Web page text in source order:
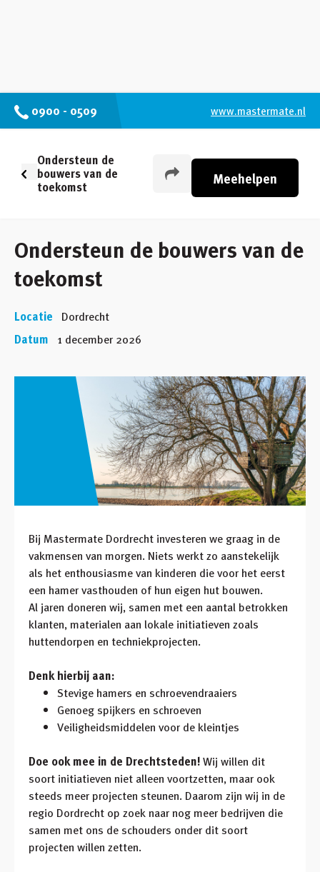
0900 - 0509 www.mastermate.nl
Ondersteun de
bouwers van de
toekomst Meehelpen
Ondersteun de bouwers van de
toekomst
Locatie Dordrecht
Datum 1 december 2026
Bij Mastermate Dordrecht investeren we graag in de
vakmensen van morgen. Niets werkt zo aanstekelijk
als het enthousiasme van kinderen die voor het eerst
een hamer vasthouden of hun eigen hut bouwen.
Al jaren doneren wij, samen met een aantal betrokken
klanten, materialen aan lokale initiatieven zoals
huttendorpen en techniekprojecten.
Denk hierbij aan:
Stevige hamers en schroevendraaiers
Genoeg spijkers en schroeven
Veiligheidsmiddelen voor de kleintjes
Doe ook mee in de Drechtsteden!Wij willen dit
soort initiatieven niet alleen voortzetten, maar ook
steeds meer projecten steunen. Daarom zijn wij in de
regio Dordrecht op zoek naar nog meer bedrijven die
samen met ons de schouders onder dit soort
projecten willen zetten.